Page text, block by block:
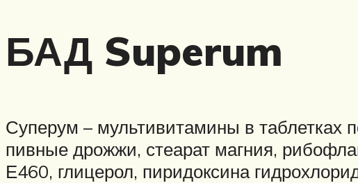
БАД Superum
Суперум – мультивитамины в таблетках
пивные дрожжи, стеарат магния,
Е460, глицерол, пиридоксина